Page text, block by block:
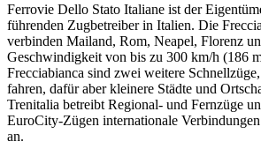
Ferrovie Dello Stato Italiane ist der
führenden Zugbetreiber in Italien. Die
verbinden Mailand, Rom, Neapel, Florenz
Geschwindigkeit von bis zu 300 km/h (186
Frecciabianca sind zwei weitere
fahren, dafür aber kleinere Städte und
Trenitalia betreibt Regional- und Fernzüge
EuroCity-Zügen internationale
an.